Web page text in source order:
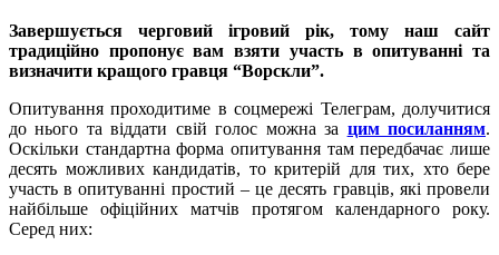
Завершується черговий ігровий рік, тому наш сайт
традиційно пропонує вам взяти участь в опитуванні та
визначити кращого гравця “Ворскли”.
Опитування проходитиме в соцмережі Телеграм, долучитися
до нього та віддати свій голос можна за цим посиланням.
Оскільки стандартна форма опитування там передбачає лише
десять можливих кандидатів, то критерій для тих, хто бере
участь в опитуванні простий – це десять гравців, які провели
найбільше офіційних матчів протягом календарного року.
Серед них: